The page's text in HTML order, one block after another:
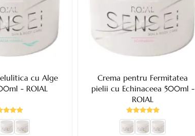
cu Alge
- ROIAL
Crema pentru Fermitatea
pielii cu Echinaceea 500ml -
ROIAL